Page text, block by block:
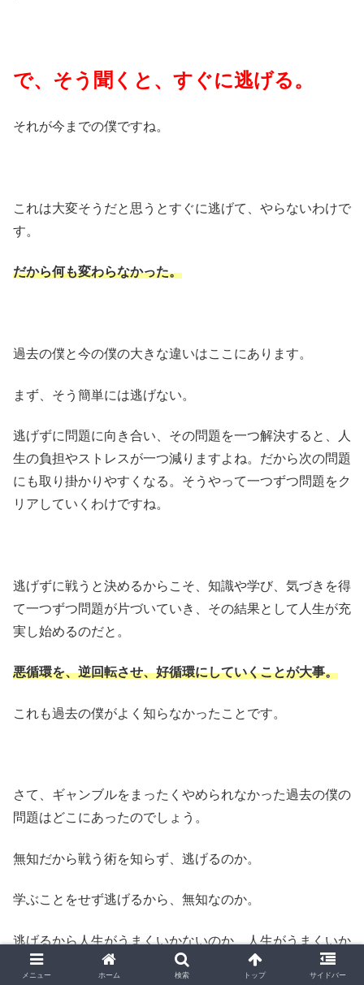
で、そう聞くと、すぐに逃げる。
それが今までの僕ですね。
これは大変そうだと思うとすぐに逃げて、やらないわけで
す。
だから何も変わらなかった。
過去の僕と今の僕の大きな違いはここにあります。
まず、そう簡単には逃げない。
逃げずに問題に向き合い、その問題を一つ解決すると、人
生の負担やストレスが一つ減りますよね。だから次の問題
にも取り掛かりやすくなる。そうやって一つずつ問題をク
リアしていくわけですね。
逃げずに戦うと決めるからこそ、知識や学び、気づきを得
て一つずつ問題が片づいていき、その結果として人生が充
実し始めるのだと。
悪循環を、逆回転させ、好循環にしていくことが大事。
これも過去の僕がよく知らなかったことです。
さて、ギャンブルをまったくやめられなかった過去の僕の
問題はどこにあったのでしょう。
無知だから戦う術を知らず、逃げるのか。
学ぶことをせず逃げるから、無知なのか。
逃げるから人生がうまくいかないのか、人生がうまくいか
ないから逃げるのか。
メニュー ホーム 検索 トップ サイドバー